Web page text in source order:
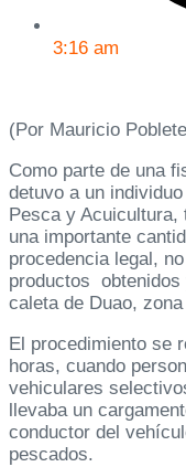
3:16 am
(Por Mauricio
Como parte de una
detuvo a un
Pesca y Acuicultura,
una importante
procedencia legal,
productos
caleta de Duao,
El procedimiento se
horas, cuando
vehiculares
llevaba un
conductor del
pescados.